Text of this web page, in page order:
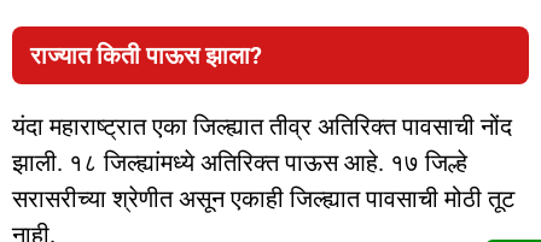
राज्यात किती पाऊस झाला?
यंदा महाराष्ट्रात एका जिल्ह्यात तीव्र अतिरिक्त पावसाची नोंद
झाली. १८ जिल्ह्यांमध्ये अतिरिक्त पाऊस आहे. १७ जिल्हे
सरासरीच्या श्रेणीत असून एकाही जिल्ह्यात पावसाची मोठी तूट
नाही.